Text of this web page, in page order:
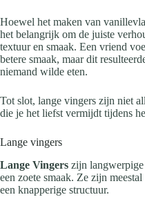
Hoewel het maken van
het belangrijk om de juiste
textuur en smaak. Een vriend
betere smaak, maar dit
niemand wilde eten.
Tot slot, lange vingers zijn niet
die je het liefst vermijdt tijdens
Lange vingers
Lange Vingers zijn
een zoete smaak. Ze zijn
een knapperige structuur.